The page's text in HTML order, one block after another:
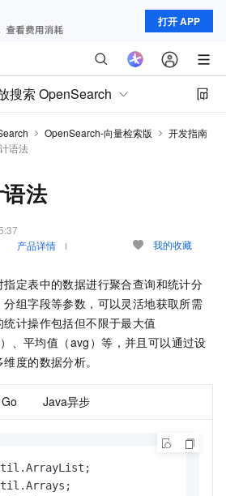
打开 APP
搜索 OpenSearch
OpenSearch-向量检索版
开发指南
语法
法
产品详情 我的收藏
定表中的数据进行聚合查询和统计分
组字段等参数，可以灵活地获取所需
计操作包括但不限于最大值
、平均值（avg）等，并且可以通过设
度的数据分析。
Go Java异步